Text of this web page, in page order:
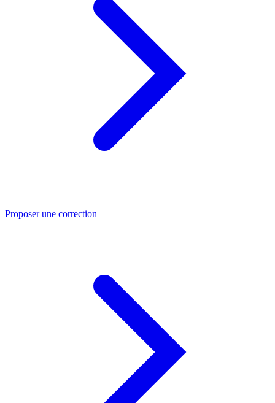
Proposer une correction